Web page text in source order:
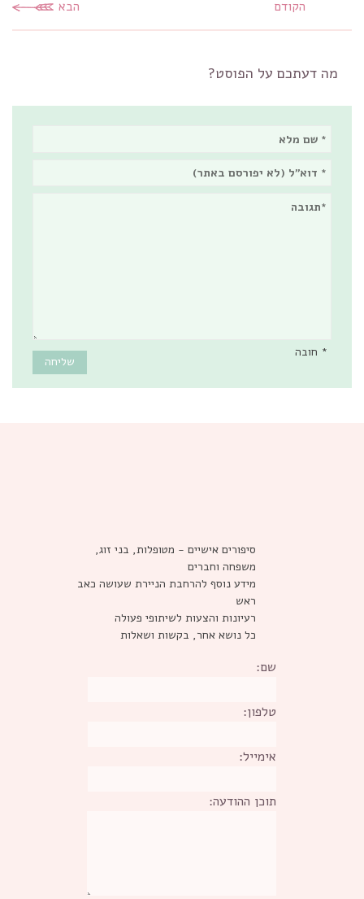
הקודם הבא
מה דעתכם על הפוסט?
* חובה
סיפורים אישיים - מטופלות, בני זוג,
משפחה וחברים
מידע נוסף להרחבת הניירת שעושה כאב
ראש
רעיונות והצעות לשיתופי פעולה
כל נושא אחר, בקשות ושאלות
שם:
טלפון:
אימייל:
תוכן ההודעה: